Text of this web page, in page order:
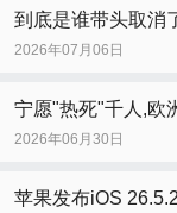
到底是谁带头取消
2026年07月06日
宁愿"热死"千人,欧
2026年06月30日
苹果发布iOS